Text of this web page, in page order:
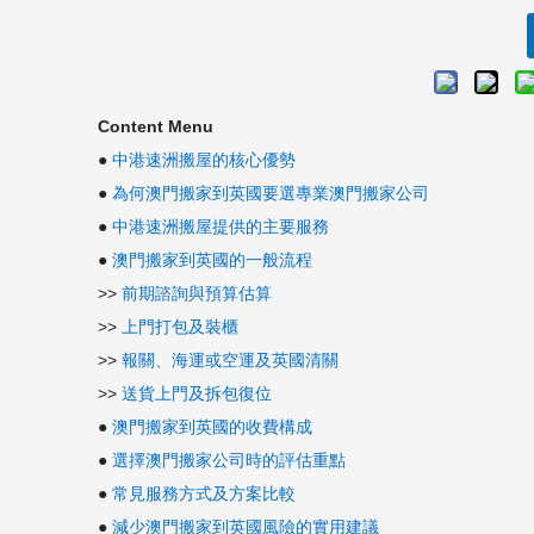
Content Menu
● 中港速洲搬屋的核心優勢
● 為何澳門搬家到英國要選專業澳門搬家公司
● 中港速洲搬屋提供的主要服務
● 澳門搬家到英國的一般流程
>> 前期諮詢與預算估算
>>
上門打包及裝櫃
>> 報關、海運或空運及英國清關
>> 送貨上門及拆包復位
● 澳門搬家到英國的收費構成
● 選擇澳門搬家公司時的評估重點
● 常見服務方式及方案比較
● 減少澳門搬家到英國風險的實用建議